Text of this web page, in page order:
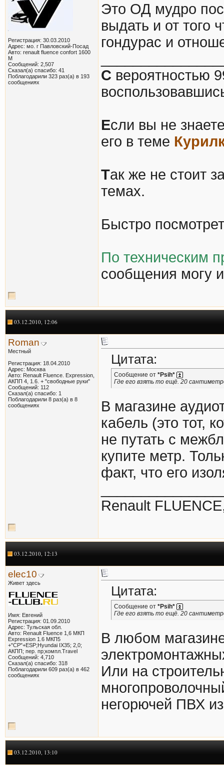
Регистрация: 30.03.2010
Адрес: мо. г Павловский-Посад
Авто: renault fluence confort 1600
М
Сообщений: 2,507
Сказал(а) спасибо: 41
Поблагодарили 323 раз(а) в 193
сообщениях
Это ОД мудро
выдать и от того
гондурас и
С вероятностью
Если вы не
его в теме
Так же не стоит
темах.
Быстро
По техническим
сообщения могу
03.12.2010, 12:06
Roman
Местный
Регистрация: 18.04.2010
Адрес: Москва
Авто: Renault Fluence. Expression,
АКПП 4, 1.6. + "свободные руки"
Сообщений: 112
Сказал(а) спасибо: 1
Поблагодарили 8 раз(а) в 8
сообщениях
Цитата:
Сообщение от *Psih*
Где его взять то ещё. 20
В магазине
кабель (это тот,
не путать с
купите метр.
факт, что его
Renault
03.12.2010, 12:13
elec10
Живет здесь
Имя: Евгений
Регистрация: 01.09.2010
Адрес: Тульская обл.
Авто: Renault Fluence 1,6 МКП
Expression 1.6 МКП5
+"СР"+ESP;Hyundai IX35; 2,0;
АКПП; пер. пр;компл.Travel
Сообщений: 4,710
Сказал(а) спасибо: 318
Поблагодарили 609 раз(а) в 462
сообщениях
Цитата:
Сообщение от *Psih*
Где его взять то ещё. 20
В любом
Или на
негорючей ПВХ
03.12.2010, 13:10